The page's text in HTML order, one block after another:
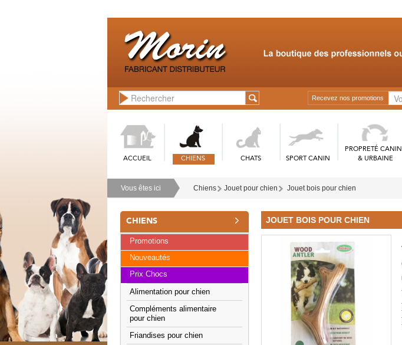
Recevez nos promotions
ACCUEIL CHIENS CHATS SPORT CANIN
PROPRETÉ
& URBAINE
Vous êtes ici Chiens Jouet pour chien Jouet bois pour chien
CHIENS
Promotions
Nouveautés
Prix Chocs
Alimentation pour chien
Compléments alimentaire
pour chien
Friandises pour chien
JOUET BOIS POUR CHIEN